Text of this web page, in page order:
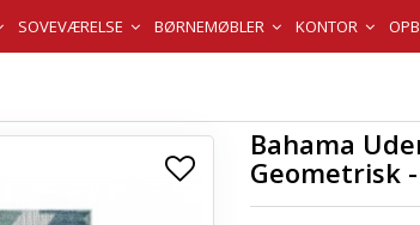
SOVEVÆRELSE BØRNEMØBLER KONTOR
Bahama
Geometrisk